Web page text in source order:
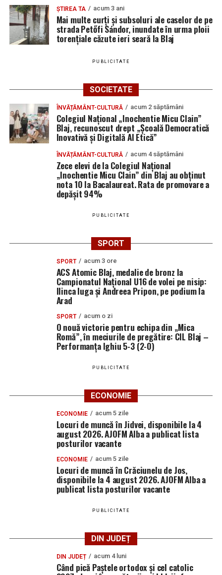
ȘTIREA TA acum 3 ani
Mai multe curți și subsoluri ale caselor de pe
strada Petőfi Sándor, inundate în urma ploii
torențiale căzute ieri seară la Blaj
PUBLICITATE
SOCIETATE
ÎNVĂȚĂMÂNT-CULTURĂ acum 2 săptămâni
Colegiul Național „Inochentie Micu Clain”
Blaj, recunoscut drept „Școală Democratică
Inovativă și Digitală AI Etică”
ÎNVĂȚĂMÂNT-CULTURĂ acum 4 săptămâni
Zece elevi de la Colegiul Național
„Inochentie Micu Clain” din Blaj au obținut
nota 10 la Bacalaureat. Rata de promovare a
depășit 94%
PUBLICITATE
SPORT
SPORT acum 3 ore
ACS Atomic Blaj, medalie de bronz la
Campionatul Național U16 de volei pe nisip:
Ilinca Iuga și Andreea Pripon, pe podium la
Arad
SPORT acum o zi
O nouă victorie pentru echipa din „Mica
Romă”, în meciurile de pregătire: CIL Blaj –
Performanța Ighiu 5-3 (2-0)
PUBLICITATE
ECONOMIE
ECONOMIE acum 5 zile
Locuri de muncă în Jidvei, disponibile la 4
august 2026. AJOFM Alba a publicat lista
posturilor vacante
ECONOMIE acum 5 zile
Locuri de muncă în Crăciunelu de Jos,
disponibile la 4 august 2026. AJOFM Alba a
publicat lista posturilor vacante
PUBLICITATE
DIN JUDEȚ
DIN JUDEȚ acum 4 luni
Când pică Paștele ortodox și cel catolic